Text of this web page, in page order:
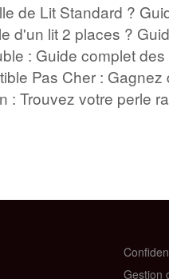
de Lit Standard ?
d'un lit 2 places ?
: Guide complet
Pas Cher :
: Trouvez votre perle
Gestion